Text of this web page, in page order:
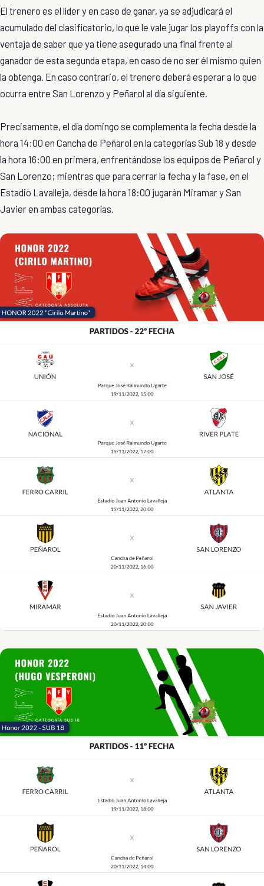
El trenero es el líder y en caso de ganar, ya se adjudicará el
acumulado del clasificatorio, lo que le vale jugar los playoffs con la
ventaja de saber que ya tiene asegurado una final frente al
ganador de esta segunda etapa, en caso de no ser él mismo quien
la obtenga. En caso contrario, el trenero deberá esperar a lo que
ocurra entre San Lorenzo y Peñarol al día siguiente.
Precisamente, el día domingo se complementa la fecha desde la
hora 14:00 en Cancha de Peñarol en la categorías Sub 18 y desde
la hora 16:00 en primera, enfrentándose los equipos de Peñarol y
San Lorenzo; mientras que para cerrar la fecha y la fase, en el
Estadio Lavalleja, desde la hora 18:00 jugarán Miramar y San
Javier en ambas categorías.